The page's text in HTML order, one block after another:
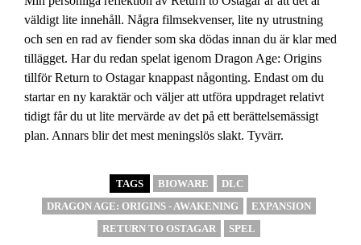
väldigt lite innehåll. Några filmsekvenser, lite ny utrustning
och sen en rad av fiender som ska dödas innan du är klar med
tillägget. Har du redan spelat igenom Dragon Age: Origins
tillför Return to Ostagar knappast någonting. Endast om du
startar en ny karaktär och väljer att utföra uppdraget relativt
tidigt får du ut lite mervärde av det på ett berättelsemässigt
plan. Annars blir det mest meningslös slakt. Tyvärr.
TAGS BIOWARE
DLC
DRAGON AGE: ORIGINS - AWAKENING
EXPANSION
RETURN TO OSTAGAR
SPEL